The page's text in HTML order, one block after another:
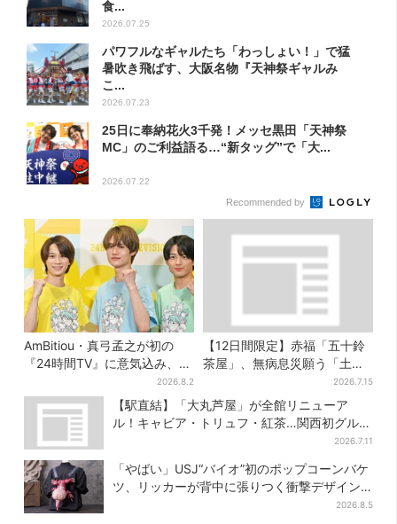
食...
2026.07.25
パワフルなギャルたち「わっしょい！」で猛
暑吹き飛ばす、大阪名物『天神祭ギャルみ
こ...
2026.07.23
25日に奉納花火3千発！メッセ黒田「天神祭
MC」のご利益語る…“新タッグ”で「大...
2026.07.22
Recommended by
AmBitiou・真弓孟之が初の
『24時間TV』に意気込み、
「いっぱい触れ合いたい」相
手とは？
2026.8.2
【12日間限定】赤福「五十鈴
茶屋」、無病息災願う「土用
さわ餅」販売スタート 関西8
カ所でも買える
2026.7.15
【駅直結】「大丸芦屋」が全館リニューア
ル！キャビア・トリュフ・紅茶…関西初グルメ
2026.7.11
「やばい」USJ“バイオ”初のポップコーンバケ
ツ、リッカーが背中に張りつく衝撃デザイン
2026.8.5